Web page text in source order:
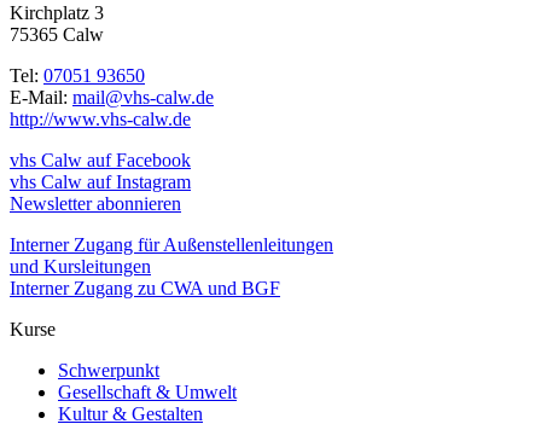
Kirchplatz 3
75365 Calw
Tel: 07051 93650
E-Mail: mail@vhs-calw.de
http://www.vhs-calw.de
vhs Calw auf Facebook
vhs Calw auf Instagram
Newsletter abonnieren
Interner Zugang für Außenstellenleitungen
und Kursleitungen
Interner Zugang zu CWA und BGF
Kurse
Schwerpunkt
Gesellschaft & Umwelt
Kultur & Gestalten